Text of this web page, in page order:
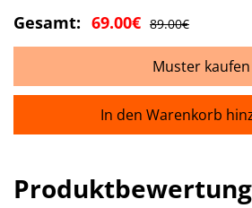
Gesamt: 69.00€ 89.00€
Muster kaufen
In den Warenkorb